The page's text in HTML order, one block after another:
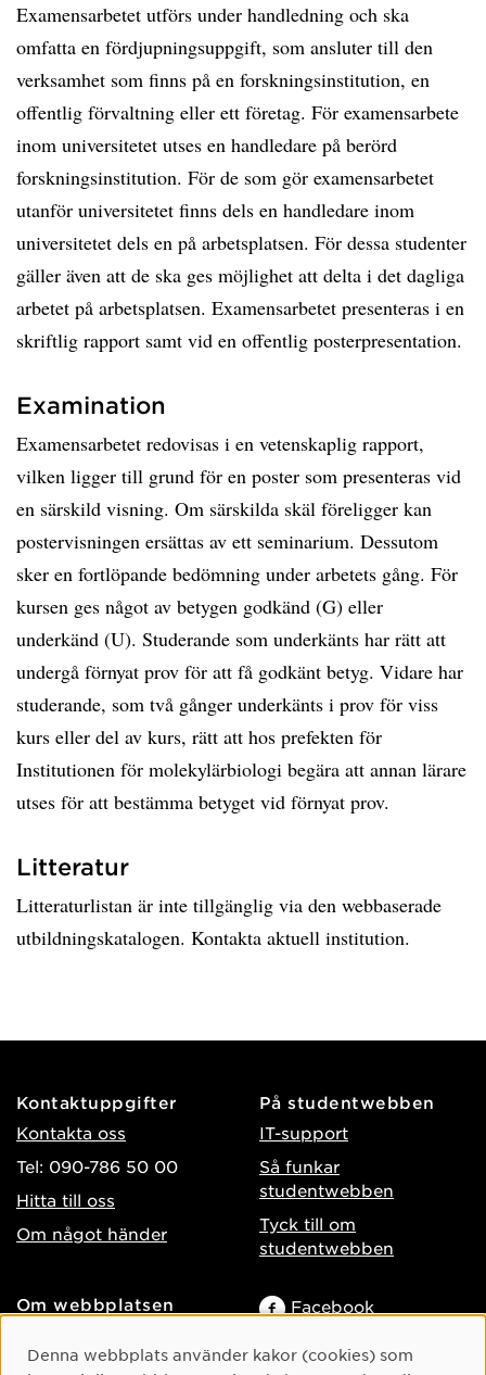
Examensarbetet utförs under handledning och ska
omfatta en fördjupningsuppgift, som ansluter till den
verksamhet som finns på en forskningsinstitution, en
offentlig förvaltning eller ett företag. För examensarbete
inom universitetet utses en handledare på berörd
forskningsinstitution. För de som gör examensarbetet
utanför universitetet finns dels en handledare inom
universitetet dels en på arbetsplatsen. För dessa studenter
gäller även att de ska ges möjlighet att delta i det dagliga
arbetet på arbetsplatsen. Examensarbetet presenteras i en
skriftlig rapport samt vid en offentlig posterpresentation.
Examination
Examensarbetet redovisas i en vetenskaplig rapport,
vilken ligger till grund för en poster som presenteras vid
en särskild visning. Om särskilda skäl föreligger kan
postervisningen ersättas av ett seminarium. Dessutom
sker en fortlöpande bedömning under arbetets gång. För
kursen ges något av betygen godkänd (G) eller
underkänd (U). Studerande som underkänts har rätt att
undergå förnyat prov för att få godkänt betyg. Vidare har
studerande, som två gånger underkänts i prov för viss
kurs eller del av kurs, rätt att hos prefekten för
Institutionen för molekylärbiologi begära att annan lärare
utses för att bestämma betyget vid förnyat prov.
Litteratur
Litteraturlistan är inte tillgänglig via den webbaserade
utbildningskatalogen. Kontakta aktuell institution.
Kontaktuppgifter
Kontakta oss
Tel: 090-786 50 00
Hitta till oss
Om något händer
På studentwebben
IT-support
Så funkar
studentwebben
Tyck till om
studentwebben
Om webbplatsen
Behandling av
Facebook
Cookie-samtycke
Denna webbplats använder kakor (cookies) som